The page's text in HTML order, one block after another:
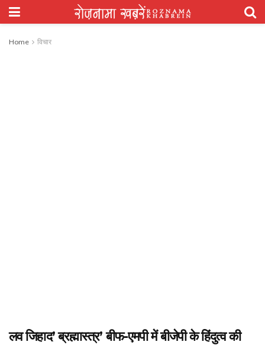
Home विचार
लव जिहाद’ ब्रह्मास्त्र’ बीफ-एमपी में बीजेपी के हिंदुत्व की